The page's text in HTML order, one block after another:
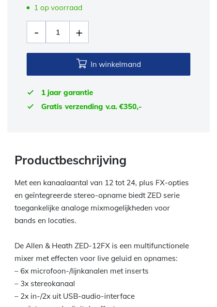
1 op voorraad
In winkelmand
1 jaar garantie
Gratis verzending v.a. €350,-
Productbeschrijving
Met een kanaalaantal van 12 tot 24, plus FX-opties
en geïntegreerde stereo-opname biedt ZED serie
toegankelijke analoge mixmogelijkheden voor
bands en locaties.
De Allen & Heath ZED-12FX is een multifunctionele
mixer met effecten voor live geluid en opnames:
– 6x microfoon-/lijnkanalen met inserts
– 3x stereokanaal
– 2x in-/2x uit USB-audio-interface